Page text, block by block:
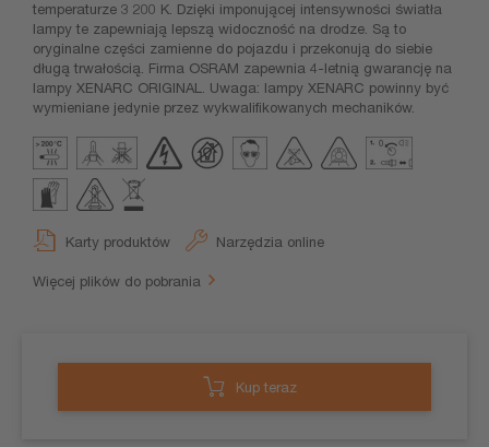
temperaturze 3 200 K. Dzięki imponującej intensywności światła
lampy te zapewniają lepszą widoczność na drodze. Są to
oryginalne części zamienne do pojazdu i przekonują do siebie
długą trwałością. Firma OSRAM zapewnia 4-letnią gwarancję na
lampy XENARC ORIGINAL. Uwaga: lampy XENARC powinny być
wymieniane jedynie przez wykwalifikowanych mechaników.
Karty produktów Narzędzia online
Więcej plików do pobrania
Kup teraz